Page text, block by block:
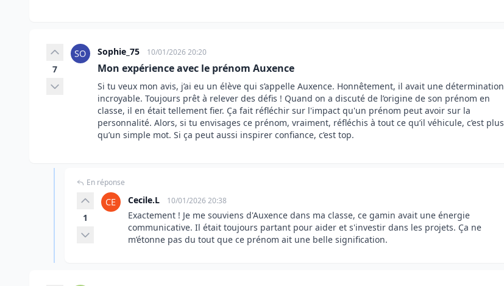
7
Sophie_75 10/01/2026 20:20
Mon expérience avec le prénom Auxence
Si tu veux mon avis, j’ai eu un élève qui s’appelle Auxence. Honnêtement, il avait une détermination
incroyable. Toujours prêt à relever des défis ! Quand on a discuté de l’origine de son prénom en
classe, il en était tellement fier. Ça fait réfléchir sur l'impact qu'un prénom peut avoir sur la
personnalité. Alors, si tu envisages ce prénom, vraiment, réfléchis à tout ce qu’il véhicule, c’est plus
qu’un simple mot. Si ça peut aussi inspirer confiance, c’est top.
En réponse
1
Cecile.L 10/01/2026 20:38
Exactement ! Je me souviens d'Auxence dans ma classe, ce gamin avait une énergie
communicative. Il était toujours partant pour aider et s'investir dans les projets. Ça ne
m’étonne pas du tout que ce prénom ait une belle signification.